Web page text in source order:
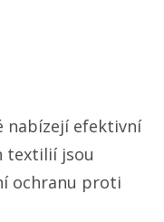
nabízejí efektivní
textilií jsou
ochranu proti